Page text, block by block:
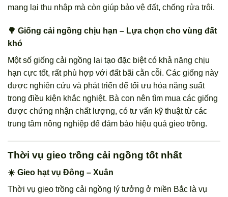
mang lại thu nhập mà còn giúp bảo vệ đất, chống rửa trôi.
🌳 Giống cải ngồng chịu hạn – Lựa chọn cho vùng đất
khó
Một số giống cải ngồng lai tạo đặc biệt có khả năng chịu
hạn cực tốt, rất phù hợp với đất bãi cằn cỗi. Các giống này
được nghiên cứu và phát triển để tối ưu hóa năng suất
trong điều kiện khắc nghiệt. Bà con nên tìm mua các giống
được chứng nhận chất lượng, có tư vấn kỹ thuật từ các
trung tâm nông nghiệp để đảm bảo hiệu quả gieo trồng.
Thời vụ gieo trồng cải ngồng tốt nhất
☀️ Gieo hạt vụ Đông – Xuân
Thời vụ gieo trồng cải ngồng lý tưởng ở miền Bắc là vụ